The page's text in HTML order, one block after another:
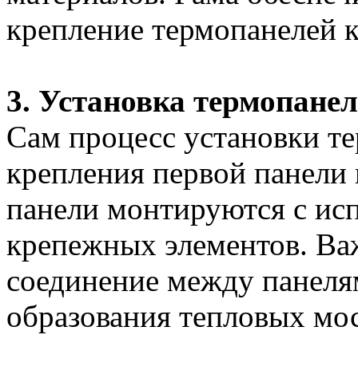
крепление термопанелей
3. Установка
Сам процесс установки
крепления первой
панели монтируются с
крепежных элементов.
соединение между
образования тепловых